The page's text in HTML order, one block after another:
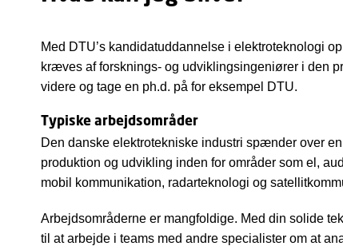
Med DTU’s kandidatuddannelse i elektroteknologi
kræves af forsknings- og udviklingsingeniører i den
videre og tage en ph.d. på for eksempel DTU.
Typiske arbejdsområder
Den danske elektrotekniske industri spænder over
produktion og udvikling inden for områder som el,
mobil kommunikation, radarteknologi og
Arbejdsområderne er mangfoldige. Med din solide
til at arbejde i teams med andre specialister om at